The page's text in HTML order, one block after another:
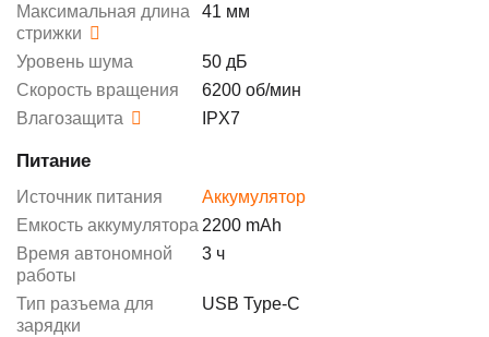
Максимальная длина
стрижки
41 мм
Уровень шума
50 дБ
Скорость вращения
6200 об/мин
Влагозащита
IPX7
Питание
Источник питания
Аккумулятор
Емкость аккумулятора 2200 mAh
Время автономной
работы
3 ч
Тип разъема для
зарядки
USB Type-C